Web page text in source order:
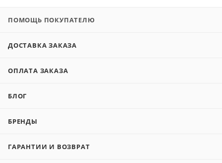
ПОМОЩЬ ПОКУПАТЕЛЮ
ДОСТАВКА ЗАКАЗА
ОПЛАТА ЗАКАЗА
БЛОГ
БРЕНДЫ
ГАРАНТИИ И ВОЗВРАТ